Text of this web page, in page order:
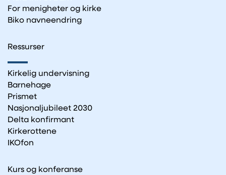
For menigheter og kirke
Biko navneendring
Ressurser
Kirkelig undervisning
Barnehage
Prismet
Nasjonaljubileet 2030
Delta konfirmant
Kirkerottene
IKOfon
Kurs og konferanse